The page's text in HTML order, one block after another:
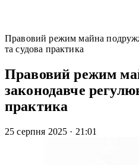
Правовий режим майна
та судова практика
Правовий режим
законодавче
практика
25 серпня 2025 · 21:01